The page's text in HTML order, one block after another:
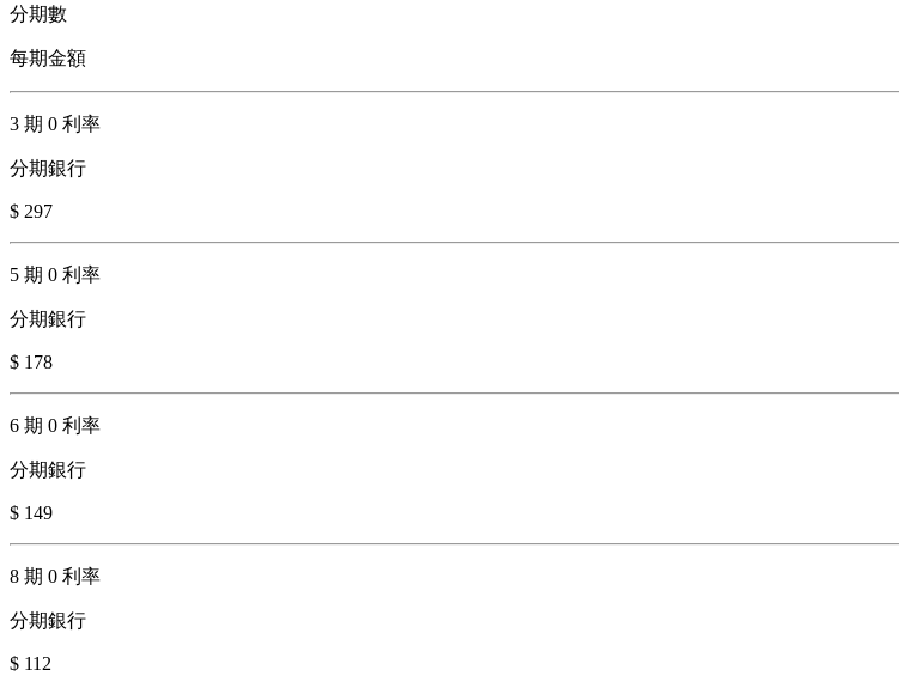
分期數
每期金額
3 期 0 利率
分期銀行
$ 297
5 期 0 利率
分期銀行
$ 178
6 期 0 利率
分期銀行
$ 149
8 期 0 利率
分期銀行
$ 112